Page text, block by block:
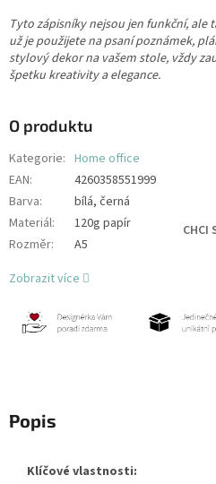
Tyto zápisníky nejsou jen funkční, ale
už je použijete na psaní poznámek,
stylový dekor na vašem stole, vždy
špetku kreativity a elegance.
O produktu
Kategorie: Home office
EAN:
4260358551999
Barva:
bílá, černá
Materiál:
120g papír
Rozměr: A5
CHCI
Zobrazit více
Popis
Klíčové vlastnosti: